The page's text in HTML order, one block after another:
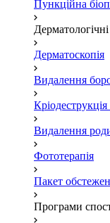
Пункційна
Дерматоскопія
Видалення
Видалення
Фототерапія
Пакет
Програми